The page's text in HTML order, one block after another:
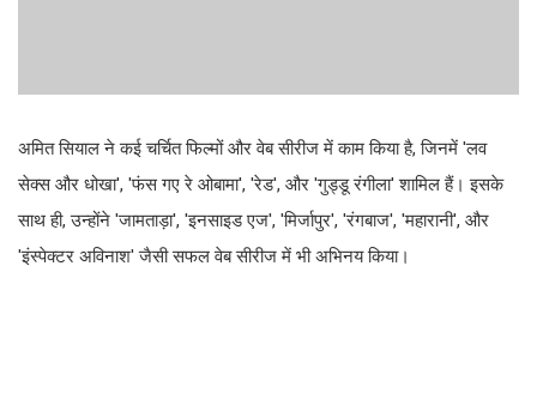
अमित सियाल ने कई चर्चित फिल्मों और वेब सीरीज में काम किया है, जिनमें 'लव
सेक्स और धोखा', 'फंस गए रे ओबामा', 'रेड', और 'गुड्डू रंगीला' शामिल हैं। इसके
साथ ही, उन्होंने 'जामताड़ा', 'इनसाइड एज', 'मिर्जापुर', 'रंगबाज', 'महारानी', और
'इंस्पेक्टर अविनाश' जैसी सफल वेब सीरीज में भी अभिनय किया।